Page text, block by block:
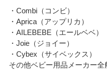
・Combi（コンビ）
・Aprica（アップリカ）
・AILEBEBE（エールベベ）
・Joie（ジョイー）
・Cybex（サイベックス）
その他ベビー用品メーカー全